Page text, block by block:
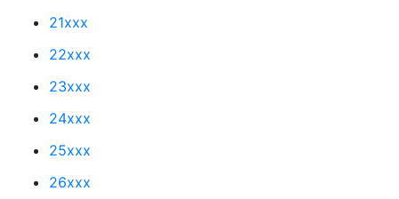
21xxx
22xxx
23xxx
24xxx
25xxx
26xxx